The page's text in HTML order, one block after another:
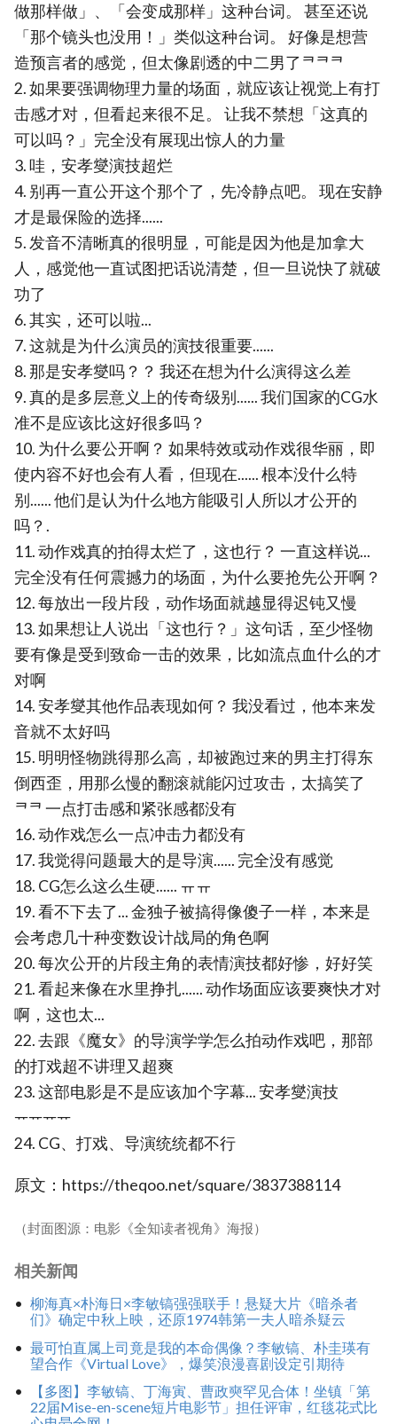
做那样做」、「会变成那样」这种台词。 甚至还说
「那个镜头也没用！」类似这种台词。 好像是想营
造预言者的感觉，但太像剧透的中二男了ᄏᄏᄏ
2. 如果要强调物理力量的场面，就应该让视觉上有打
击感才对，但看起来很不足。 让我不禁想「这真的
可以吗？」完全没有展现出惊人的力量
3. 哇，安孝燮演技超烂
4. 别再一直公开这个那个了，先冷静点吧。 现在安静
才是最保险的选择......
5. 发音不清晰真的很明显，可能是因为他是加拿大
人，感觉他一直试图把话说清楚，但一旦说快了就破
功了
6. 其实，还可以啦...
7. 这就是为什么演员的演技很重要......
8. 那是安孝燮吗？？ 我还在想为什么演得这么差
9. 真的是多层意义上的传奇级别...... 我们国家的CG水
准不是应该比这好很多吗？
10. 为什么要公开啊？ 如果特效或动作戏很华丽，即
使内容不好也会有人看，但现在...... 根本没什么特
别...... 他们是认为什么地方能吸引人所以才公开的
吗？.
11. 动作戏真的拍得太烂了，这也行？ 一直这样说...
完全没有任何震撼力的场面，为什么要抢先公开啊？
12. 每放出一段片段，动作场面就越显得迟钝又慢
13. 如果想让人说出「这也行？」这句话，至少怪物
要有像是受到致命一击的效果，比如流点血什么的才
对啊
14. 安孝燮其他作品表现如何？ 我没看过，他本来发
音就不太好吗
15. 明明怪物跳得那么高，却被跑过来的男主打得东
倒西歪，用那么慢的翻滚就能闪过攻击，太搞笑了
ᄏᄏ 一点打击感和紧张感都没有
16. 动作戏怎么一点冲击力都没有
17. 我觉得问题最大的是导演...... 完全没有感觉
18. CG怎么这么生硬...... ㅠㅠ
19. 看不下去了... 金独子被搞得像傻子一样，本来是
会考虑几十种变数设计战局的角色啊
20. 每次公开的片段主角的表情演技都好惨，好好笑
21. 看起来像在水里挣扎...... 动作场面应该要爽快才对
啊，这也太...
22. 去跟《魔女》的导演学学怎么拍动作戏吧，那部
的打戏超不讲理又超爽
23. 这部电影是不是应该加个字幕... 安孝燮演技
ᅲᅲᅲᅲ
24. CG、打戏、导演统统都不行
原文：https://theqoo.net/square/3837388114
（封面图源：电影《全知读者视角》海报）
相关新闻
柳海真×朴海日×李敏镐强强联手！悬疑大片《暗杀者
们》确定中秋上映，还原1974韩第一夫人暗杀疑云
最可怕直属上司竟是我的本命偶像？李敏镐、朴圭瑛有
望合作《Virtual Love》，爆笑浪漫喜剧设定引期待
【多图】李敏镐、丁海寅、曹政奭罕见合体！坐镇「第
22届Mise-en-scene短片电影节」担任评审，红毯花式比